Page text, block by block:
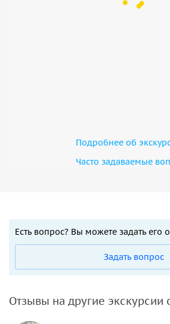
Подробнее об
Часто задаваемые
Есть вопрос? Вы можете задать его
Задать вопрос
Отзывы на другие экскурсии